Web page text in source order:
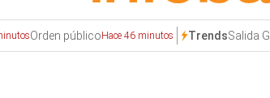
Orden públicoHace 46 minutos TrendsSalida